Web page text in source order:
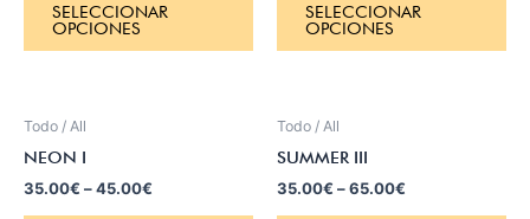
SELECCIONAR
OPCIONES
SELECCIONAR
OPCIONES
Todo / All
NEON I
35.00€ –45.00€
Todo / All
SUMMER III
35.00€ –65.00€